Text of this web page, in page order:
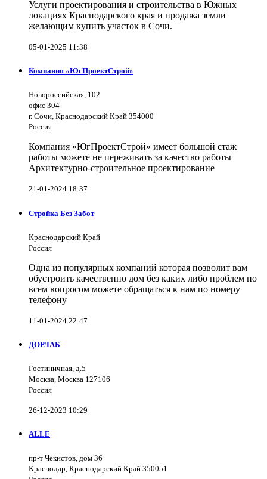
Услуги проектирования и строительства в Южных
локациях Краснодарского края и продажа земли
желающим купить участок в Сочи.
05-01-2025 11:38
Компания «ЮгПроектСтрой»
Новороссийская, 102
офис 304
г. Сочи, Краснодарский Край 354000
Россия
Компания «ЮгПроектСтрой» имеет большой стаж
работы можете не переживать за качество работы
Архитектурно-строительное проектирование
21-01-2024 18:37
Стройка Без Забот
Краснодарский Край
Россия
Одна из популярных компаний которая позволит вам
обустроить качественно дом без каких либо проблем по
всем вопросом можете обращаться к нам по номеру
телефону
11-01-2024 22:47
ДОРЛАБ
Гостиничная, д.5
Москва, Москва 127106
Россия
26-12-2023 10:29
ALLE
пр-т Чекистов, дом 36
Краснодар, Краснодарский Край 350051